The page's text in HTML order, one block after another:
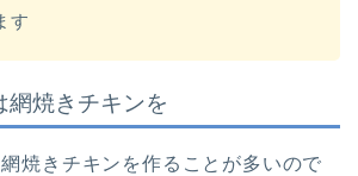
す
網焼きチキンを
焼きチキンを作ることが多いので